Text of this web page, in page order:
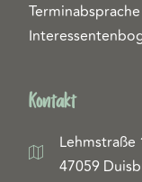
Kontakt
Lehmstraße
47059